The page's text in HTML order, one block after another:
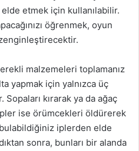
etmek için kullanılabilir.
öğrenmek, oyun
malzemeleri toplamanız
yapmak için yalnızca üç
kırarak ya da ağaç
ise örümcekleri öldürerek
bulabildiğiniz iplerden elde
sonra, bunları bir alanda